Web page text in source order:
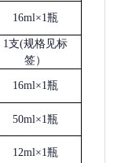
16ml×1瓶
1支(规格见标
签）
16ml×1瓶
50ml×1瓶
12ml×1瓶